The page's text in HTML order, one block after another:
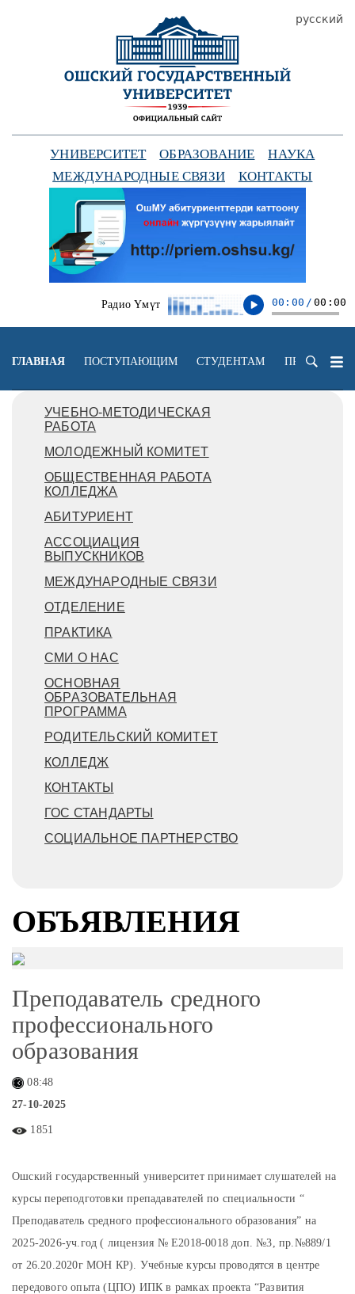
УНИВЕРСИТЕТ ОБРАЗОВАНИЕ
НАУКА
МЕЖДУНАРОДНЫЕ СВЯЗИ
КОНТАКТЫ
Радио Үмүт 00:00 / 00:00
русский
ГЛАВНАЯ ПОСТУПАЮЩИМ СТУДЕНТАМ
УЧЕБНО-МЕТОДИЧЕСКАЯ
РАБОТА
МОЛОДЕЖНЫЙ КОМИТЕТ
ОБЩЕСТВЕННАЯ РАБОТА
КОЛЛЕДЖА
АБИТУРИЕНТ
АССОЦИАЦИЯ
ВЫПУСКНИКОВ
МЕЖДУНАРОДНЫЕ СВЯЗИ
ОТДЕЛЕНИЕ
ПРАКТИКА
СМИ О НАС
ОСНОВНАЯ
ОБРАЗОВАТЕЛЬНАЯ
ПРОГРАММА
РОДИТЕЛЬСКИЙ КОМИТЕТ
КОЛЛЕДЖ
КОНТАКТЫ
ГОС СТАНДАРТЫ
СОЦИАЛЬНОЕ ПАРТНЕРСТВО
ОБЪЯВЛЕНИЯ
Преподаватель средного
профессионального
образования
08:48
27-10-2025
1851
Ошский государственный университет принимает слушателей на
курсы переподготовки препадавателей по специальности “
Преподаватель средного профессионального образования” на
2025-2026-уч.год ( лицензия № Е2018-0018 доп. №3, пр.№889/1
от 26.20.2020г МОН КР). Учебные курсы проводятся в центре
передового опыта (ЦПО) ИПК в рамках проекта “Развития